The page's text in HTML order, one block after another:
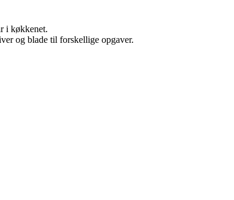
i køkkenet.
og blade til forskellige opgaver.